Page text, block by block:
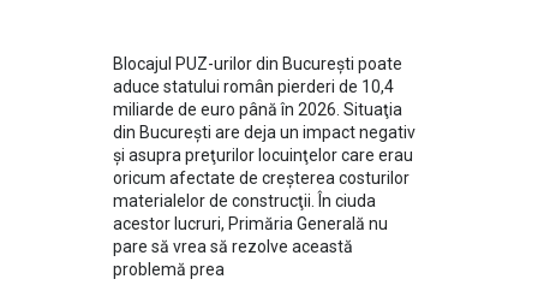
Blocajul PUZ-urilor din Bucureşti poate
aduce statului român pierderi de 10,4
miliarde de euro până în 2026. Situaţia
din Bucureşti are deja un impact negativ
şi asupra preţurilor locuinţelor care erau
oricum afectate de creşterea costurilor
materialelor de construcţii. În ciuda
acestor lucruri, Primăria Generală nu
pare să vrea să rezolve această
problemă prea